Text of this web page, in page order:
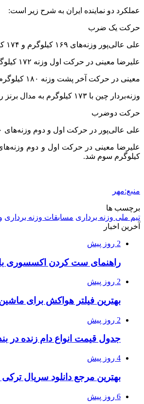
عملکرد دو نماینده ایران به شرح زیر است:
حرکت یک ضرب
علی عالی‌پور وزنه‌های ۱۶۹ کیلوگرم و ۱۷۴ کیلوگرم را بالای سر برد. او در حرکت آخر وزنه ۱۷۶ کیلوگرم را انداخت و با همان ۱۷۴ کیلوگرم به مدال نقره رسید.
علیرضا معینی در حرکت اول وزنه ۱۷۲ کیلوگرم و در حرکت دوم وزنه ۱۷۷ کیلوگرم را بالای سر برد و مدال طلا خود را قطعی کرد.
معینی در حرکت آخر پشت وزنه ۱۸۰ کیلوگرم قرار گرفت و با مهار این وزنه رکورد شخصی خود را ارتقا داد.
وزنه‌بردار چین با ۱۷۳ کیلوگرم به مدال برنز رسید.
حرکت دوضرب
علی عالی‌پور در حرکت اول و دوم وزنه‌های ۲۱۰ کیلوگرم و ۲۱۶ کیلوگرم را مهار کرد و مدال طلای دو ضرب و مجموع خود را قطعی کرد. او از انجام حرکت سوم انصراف داد.
کیلوگرم سوم شد.
منبع:مهر
برچسب ها
تیم ملی وزنه برداری مسابقات وزنه برداری
آخرین اخبار
2 روز پیش
راهنمای ست کردن اکسسوری
2 روز پیش
بهترین فیلتر هواکش برای
2 روز پیش
جدول قیمت انواع دام زنده در
4 روز پیش
بهترین مرجع دانلود سریال
6 روز پیش